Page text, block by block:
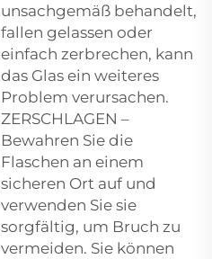
unsachgemäß behandelt,
fallen gelassen oder
einfach zerbrechen, kann
das Glas ein weiteres
Problem verursachen.
ZERSCHLAGEN –
Bewahren Sie die
Flaschen an einem
sicheren Ort auf und
verwenden Sie sie
sorgfältig, um Bruch zu
vermeiden. Sie können